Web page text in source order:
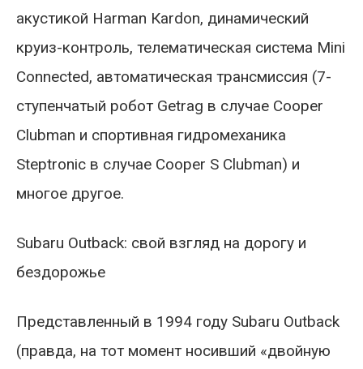
акустикой Наrmаn Каrdоn, динамический
круиз-контроль, телематическая система Mini
Соnnесtеd, автоматическая трансмиссия (7-
ступенчатый робот Getrag в случае Cooper
Clubman и спортивная гидромеханика
Steptronic в случае Cooper S Clubman) и
многое другое.
Subaru Outback: свой взгляд на дорогу и
бездорожье
Представленный в 1994 году Subaru Outback
(правда, на тот момент носивший «двойную